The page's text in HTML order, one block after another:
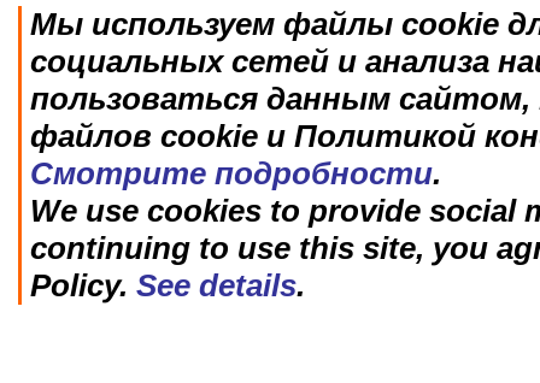
Мы используем файлы cookie
социальных сетей и анализа
пользоваться данным
файлов cookie и Политикой
Смотрите подробности.
We use cookies to provide social
continuing to use this site, you
Policy. See details.